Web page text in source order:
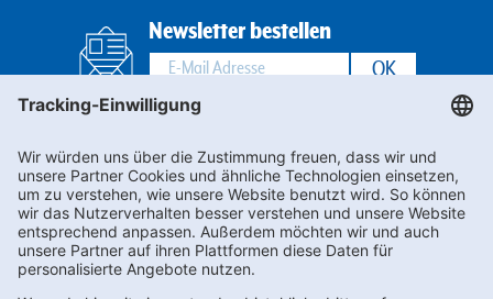
Newsletter bestellen
Footernav
Mobile
1.
Spalte
FAQs
Karriere
Datenschutz
Mobile
2.
Spalte
Compliance
Impressum